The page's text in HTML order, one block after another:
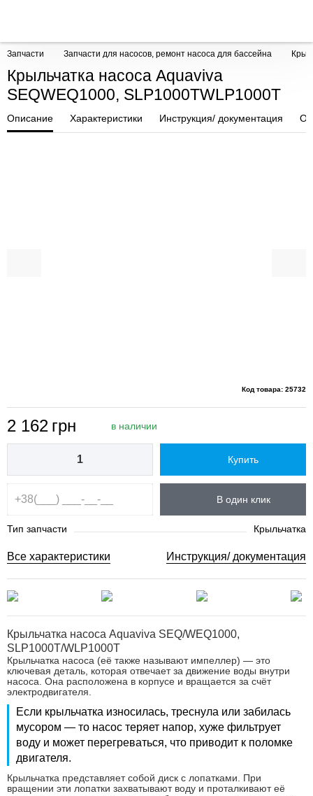
Запчасти Запчасти для насосов, ремонт насоса для бассейна
Крыльчатка насоса Aquaviva
SEQWEQ1000, SLP1000TWLP1000T
Описание Характеристики Инструкция/ документация
Код товара: 25732
2 162 грн в наличии
Купить
В один клик
Тип запчасти Крыльчатка
Все характеристики Инструкция/ документация
Крыльчатка насоса Aquaviva SEQ/WEQ1000,
SLP1000T/WLP1000T
Крыльчатка насоса (её также называют импеллер) — это
ключевая деталь, которая отвечает за движение воды внутри
насоса. Она расположена в корпусе и вращается за счёт
электродвигателя.
Если крыльчатка износилась, треснула или забилась
мусором — то насос теряет напор, хуже фильтрует
воду и может перегреваться, что приводит к поломке
двигателя.
Крыльчатка представляет собой диск с лопатками. При
вращении эти лопатки захватывают воду и проталкивают её